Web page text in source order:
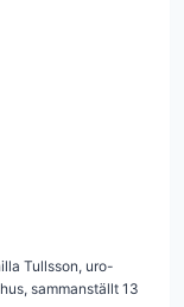
Tullsson, uro-
sammanställt 13